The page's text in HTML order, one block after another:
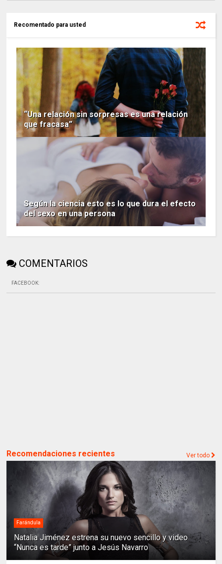
Recomentado para usted
“Una relación sin sorpresas es una relación
que fracasa”
Según la ciencia esto es lo que dura el efecto
del sexo en una persona
COMENTARIOS
FACEBOOK:
Recomendaciones recientes Ver todo
Farándula
Natalia Jiménez estrena su nuevo sencillo y video
“Nunca es tarde” junto a Jesús Navarro